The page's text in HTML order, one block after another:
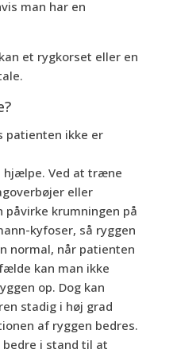
man har en
et rygkorset eller en
patienten ikke er
Ved at træne
eller
påvirke krumningen på
kyfoser, så ryggen
normal, når patienten
kan man ikke
op. Dog kan
stadig i høj grad
af ryggen bedres.
i stand til at